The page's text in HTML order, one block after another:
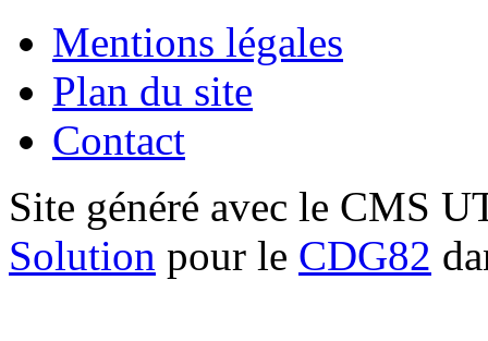
Mentions légales
Plan du site
Contact
Site généré avec le CMS
Solution pour le CDG82